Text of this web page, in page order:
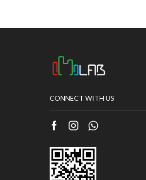
CONNECT WITH US